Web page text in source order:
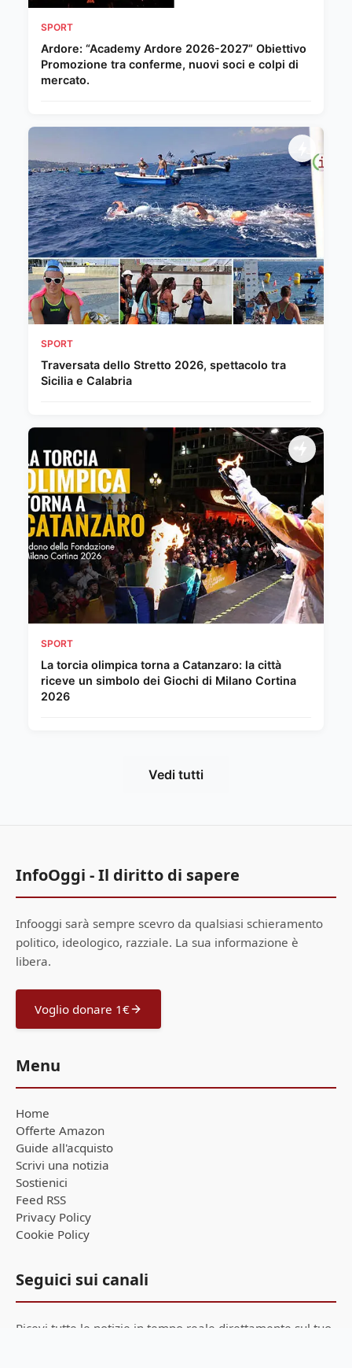
SPORT
Ardore: “Academy Ardore 2026-2027” Obiettivo
Promozione tra conferme, nuovi soci e colpi di
mercato.
SPORT
Traversata dello Stretto 2026, spettacolo tra
Sicilia e Calabria
SPORT
La torcia olimpica torna a Catanzaro: la città
riceve un simbolo dei Giochi di Milano Cortina
2026
Vedi tutti
InfoOggi - Il diritto di sapere
Infooggi sarà sempre scevro da qualsiasi schieramento
politico, ideologico, razziale. La sua informazione è
libera.
Voglio donare 1€
Menu
Home
Offerte Amazon
Guide all'acquisto
Scrivi una notizia
Sostienici
Feed RSS
Privacy Policy
Cookie Policy
Seguici sui canali
Ricevi tutte le notizie in tempo reale direttamente sul tuo